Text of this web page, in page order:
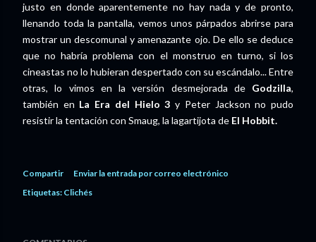
justo en donde aparentemente no hay nada y de pronto,
llenando toda la pantalla, vemos unos párpados abrirse para
mostrar un descomunal y amenazante ojo. De ello se deduce
que no habría problema con el monstruo en turno, si los
cineastas no lo hubieran despertado con su escándalo... Entre
otras, lo vimos en la versión desmejorada de Godzilla,
también en La Era del Hielo 3 y Peter Jackson no pudo
resistir la tentación con Smaug, la lagartijota de El Hobbit.
Compartir
Enviar la entrada por correo electrónico
Etiquetas: Clichés